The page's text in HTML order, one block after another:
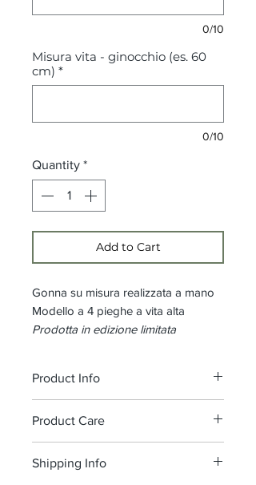
0/10
Misura vita - ginocchio (es. 60
cm) *
0/10
Quantity *
Add to Cart
Gonna su misura realizzata a mano
Modello a 4 pieghe a vita alta
Prodotta in edizione limitata
Product Info
laterale con zip e gancio
Composizione: Tessuto premium
in 100% crepe di viscosa
Product Care
mano/ a freddo, senza
Shipping Info